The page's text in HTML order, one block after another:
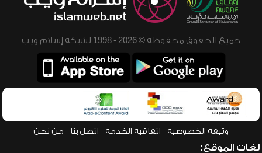
جميع الحقوق محفوظة © 2026 - 1998 لشبكة إسلام ويب
وثيقة الخصوصية اتفاقية الخدمة اتصل بنا من نحن
لغات الموقع: